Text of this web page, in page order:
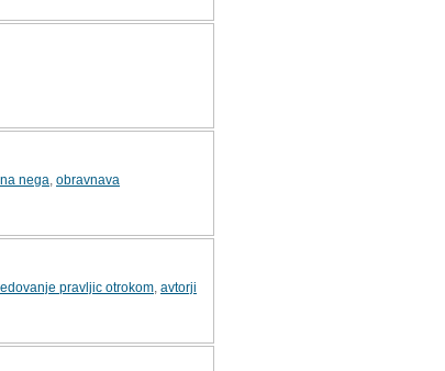
nega obravnava
pravljic otrokom avtorji